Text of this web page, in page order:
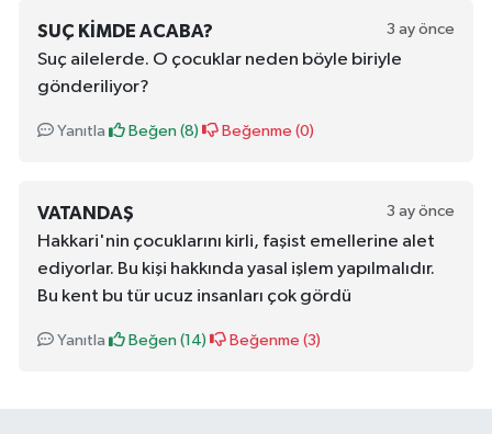
SUÇ KIMDE ACABA? 3 ay önce
Suç ailelerde. O çocuklar neden böyle biriyle
gönderiliyor?
Yanıtla Beğen (8) Beğenme (0)
VATANDAŞ 3 ay önce
Hakkari'nin çocuklarını kirli, faşist emellerine alet
ediyorlar. Bu kişi hakkında yasal işlem yapılmalıdır.
Bu kent bu tür ucuz insanları çok gördü
Yanıtla Beğen (14) Beğenme (3)